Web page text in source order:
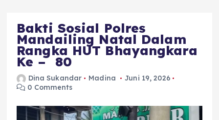
Bakti Sosial Polres
Mandailing Natal Dalam
Rangka HUT Bhayangkara
Ke – 80
Dina Sukandar Madina
Juni 19, 2026
0 Comments